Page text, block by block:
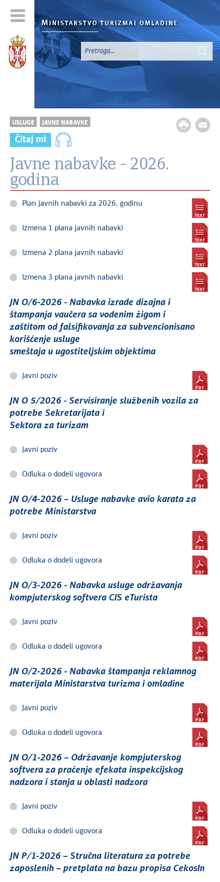
M INISTARSTVO TURIZMA I OMLADINE
USLUGE JAVNE NABAVKE
Čitaj mi
Javne nabavke - 2026.
godina
Plan javnih nabavki za 2026. godinu
Izmena 1 plana javnih nabavki
Izmena 2 plana javnih nabavki
Izmena 3 plana javnih nabavki
JN O/6-2026 - Nabavka izrade dizajna i
štampanja vaučera sa vodenim žigom i
zaštitom od falsifikovanja za subvencionisano
korišćenje usluge
smeštaja u ugostiteljskim objektima
Javni poziv
JN O 5/2026 - Servisiranje službenih vozila za
potrebe Sekretarijata i
Sektora za turizam
Javni poziv
Odluka o dodeli ugovora
JN O/4-2026 – Usluge nabavke avio karata za
potrebe Ministarstva
Javni poziv
Odluka o dodeli ugovora
JN O/3-2026 - Nabavka usluge održavanja
kompjuterskog softvera CIS eTurista
Javni poziv
Odluka o dodeli ugovora
JN O/2-2026 - Nabavka štampanja reklamnog
materijala Ministarstva turizma i omladine
Javni poziv
Odluka o dodeli ugovora
JN O/1-2026 – Održavanje kompjuterskog
softvera za praćenje efekata inspekcijskog
nadzora i stanja u oblasti nadzora
Javni poziv
Odluka o dodeli ugovora
JN P/1-2026 – Stručna literatura za potrebe
zaposlenih – pretplata na bazu propisa CekosIn